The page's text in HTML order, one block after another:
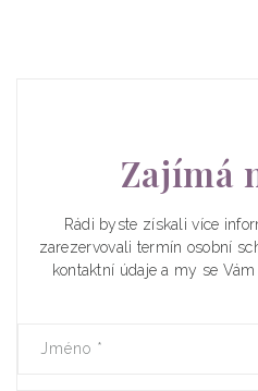
Zajímá
Rádi byste získali více
zarezervovali termín osobní
kontaktní údaje a my se
Jméno *